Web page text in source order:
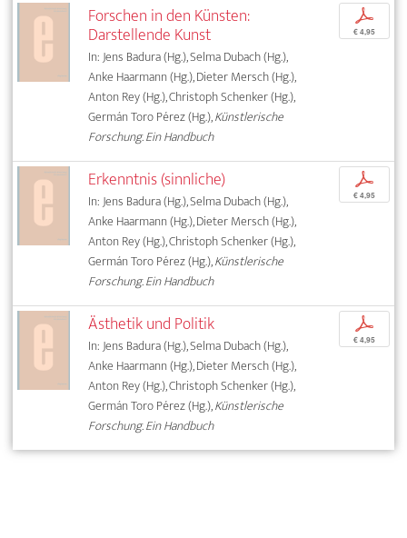
Forschen in den Künsten:
Darstellende Kunst
In: Jens Badura (Hg.), Selma Dubach (Hg.),
Anke Haarmann (Hg.), Dieter Mersch (Hg.),
Anton Rey (Hg.), Christoph Schenker (Hg.),
Germán Toro Pérez (Hg.),Künstlerische
Forschung. Ein Handbuch
p
€ 4,95
Erkenntnis (sinnliche)
In: Jens Badura (Hg.), Selma Dubach (Hg.),
Anke Haarmann (Hg.), Dieter Mersch (Hg.),
Anton Rey (Hg.), Christoph Schenker (Hg.),
Germán Toro Pérez (Hg.),Künstlerische
Forschung. Ein Handbuch
p
€ 4,95
Ästhetik und Politik
In: Jens Badura (Hg.), Selma Dubach (Hg.),
Anke Haarmann (Hg.), Dieter Mersch (Hg.),
Anton Rey (Hg.), Christoph Schenker (Hg.),
Germán Toro Pérez (Hg.),Künstlerische
Forschung. Ein Handbuch
p
€ 4,95